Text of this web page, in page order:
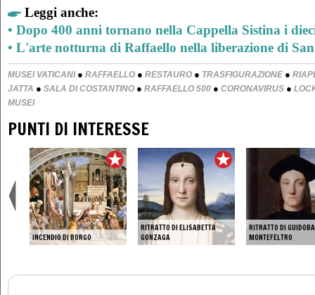
Leggi anche:
• Dopo 400 anni tornano nella Cappella Sistina i
• L'arte notturna di Raffaello nella liberazione di
MUSEI VATICANI● RAFFAELLO ● RESTAURO ● TRASFIGURAZIONE ●
JATTA ● SALA DI COSTANTINO ● RAFFAELLO 500 ● CORONAVIRUS ●
MUSEI
PUNTI DI INTERESSE
INCENDIO DI BORGO
RITRATTO DI ELISABETTA
GONZAGA
RITRATTO DI
MONTEFELTRO